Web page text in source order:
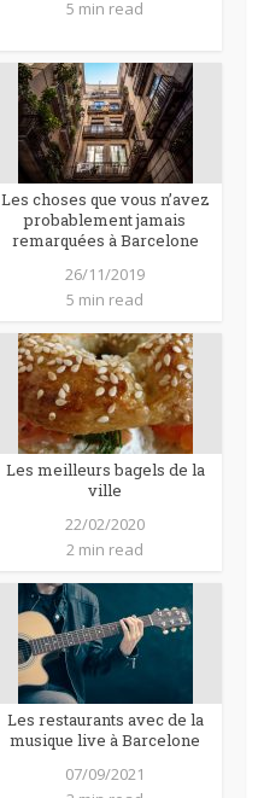
5 min read
Les choses que vous n’avez
probablement jamais
remarquées à Barcelone
26/11/2019
5 min read
Les meilleurs bagels de la
ville
22/02/2020
2 min read
Les restaurants avec de la
musique live à Barcelone
07/09/2021